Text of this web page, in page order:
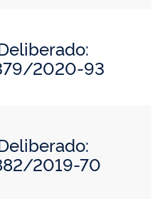
2020-93
2019-70